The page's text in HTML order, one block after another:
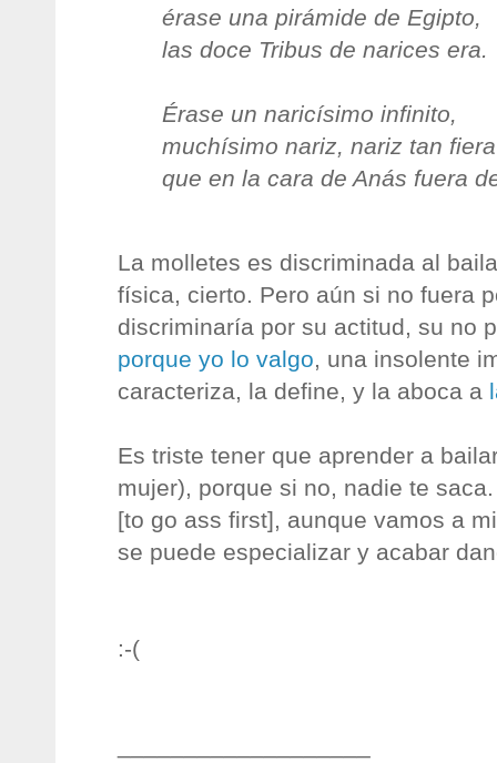
érase una pirámide de Egipto,
las doce Tribus de narices era.
Érase un naricísimo infinito,
muchísimo nariz, nariz tan fiera
que en la cara de Anás fuera
La molletes es discriminada al
física, cierto. Pero aún si no fuera
discriminaría por su actitud, su no
porque yo lo valgo, una insolente
caracteriza, la define, y la aboca a
Es triste tener que aprender a
mujer), porque si no, nadie te
[to go ass first], aunque vamos a
se puede especializar y acabar
:-(